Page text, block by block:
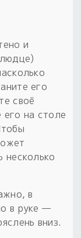
и
его
своё
его на столе
несколько
в
в руке —
вниз.